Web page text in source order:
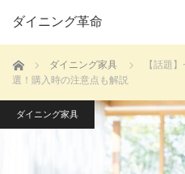
ダイニング革命
ホーム ダイニング家具
【話題
選！購入時の注意点も解説
ダイニング家具